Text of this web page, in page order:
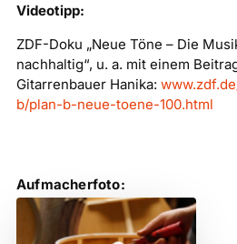
Videotipp:
ZDF-Doku „Neue Töne – Die
nachhaltig“, u. a. mit einem
Gitarrenbauer Hanika:
b/plan-b-neue-toene-100.html
Aufmacherfoto: